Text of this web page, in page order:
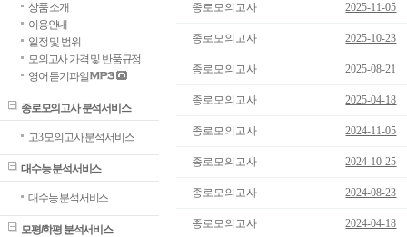
상품 소개
이용안내
일정 및 범위
모의고사 가격 및 반품규정
영어 듣기파일
종로모의고사 분석서비스
고3 모의고사 분석서비스
대수능 분석서비스
대수능 분석서비스
모평/학평 분석서비스
종로모의고사 2025-11-05
종로모의고사 2025-10-23
종로모의고사 2025-08-21
종로모의고사 2025-04-18
종로모의고사 2024-11-05
종로모의고사 2024-10-25
종로모의고사 2024-08-23
종로모의고사 2024-04-18